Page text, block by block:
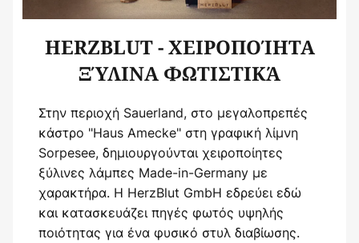
HERZBLUT - ΧΕΙΡΟΠΟΊΗΤΑ
ΞΎΛΙΝΑ ΦΩΤΙΣΤΙΚΆ
Στην περιοχή Sauerland, στο μεγαλοπρεπές
κάστρο "Haus Amecke" στη γραφική λίμνη
Sorpesee, δημιουργούνται χειροποίητες
ξύλινες λάμπες Made-in-Germany με
χαρακτήρα. Η HerzBlut GmbH εδρεύει εδώ
και κατασκευάζει πηγές φωτός υψηλής
ποιότητας για ένα φυσικό στυλ διαβίωσης.